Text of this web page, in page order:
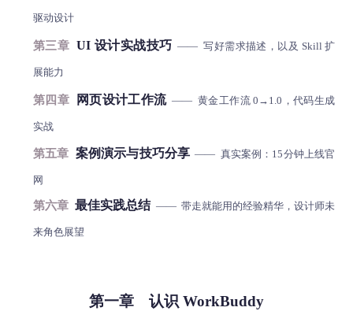
驱动设计
第三章UI 设计实战技巧 —— 写好需求描述，以及 Skill 扩
展能力
第四章 网页设计工作流—— 黄金工作流 0→1.0，代码生成
实战
第五章 案例演示与技巧分享 —— 真实案例：15分钟上线官
网
第六章最佳实践总结 —— 带走就能用的经验精华，设计师未
来角色展望
第一章 认识 WorkBuddy